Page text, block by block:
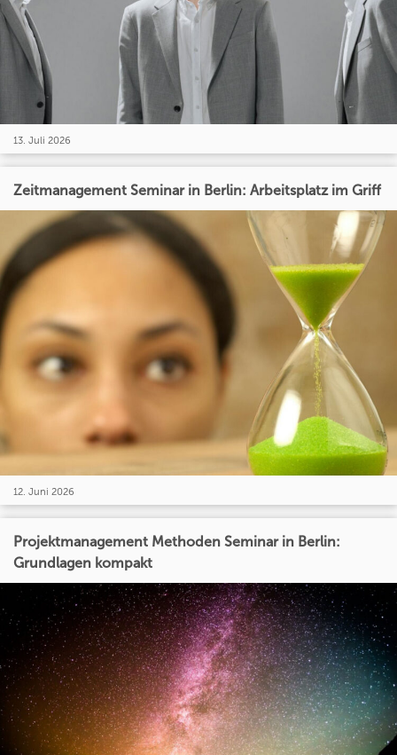
13. Juli 2026
Zeitmanagement Seminar in Berlin: Arbeitsplatz im Griff
12. Juni 2026
Projektmanagement Methoden Seminar in Berlin:
Grundlagen kompakt